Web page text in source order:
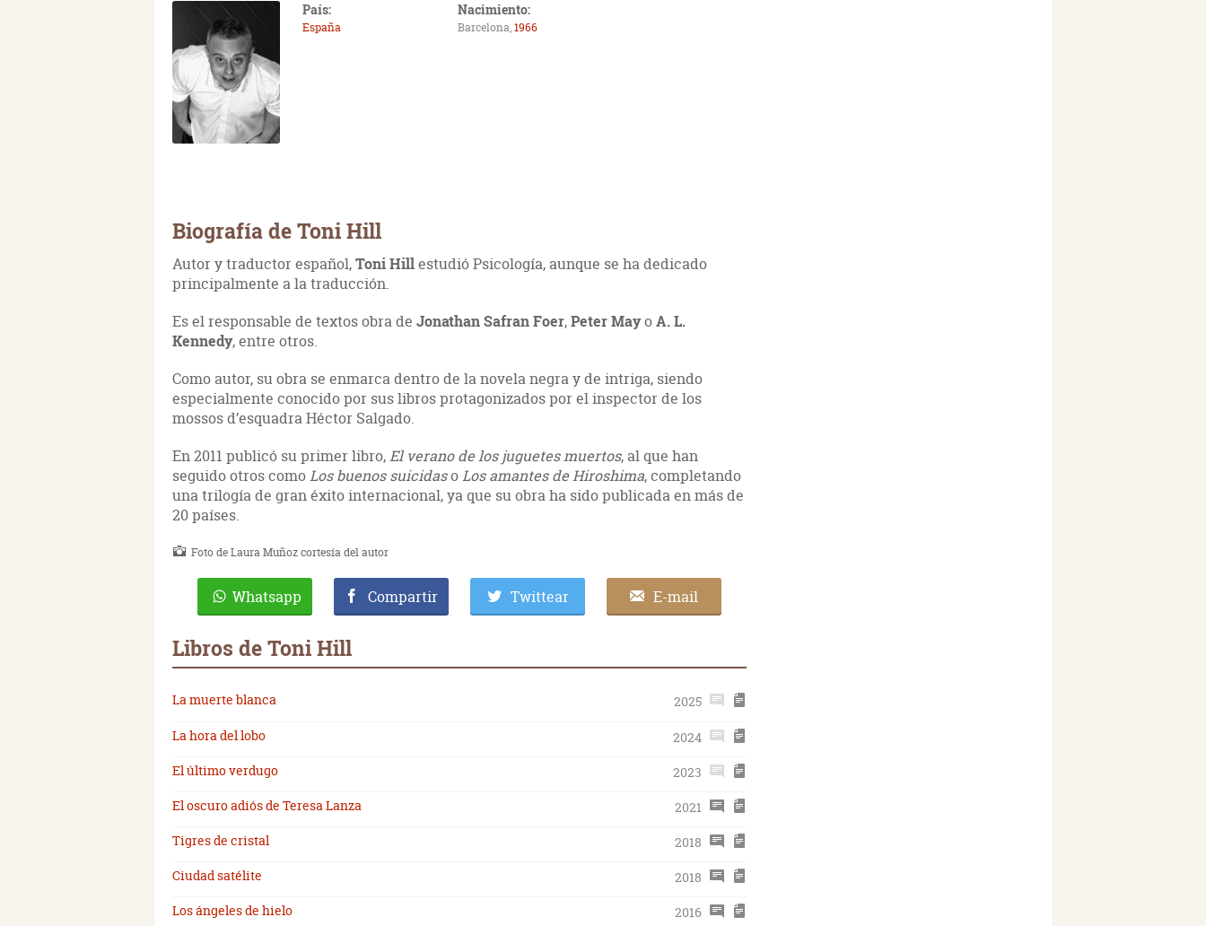
País:
España
Nacimiento:
Barcelona,1966
Biografía de Toni Hill
Autor y traductor español,Toni Hillestudió Psicología, aunque se ha dedicado
principalmente a la traducción.
Es el responsable de textos obra de Jonathan Safran Foer,Peter MayoA. L.
Kennedy, entre otros.
Como autor, su obra se enmarca dentro de la novela negra y de intriga, siendo
especialmente conocido por sus libros protagonizados por el inspector de los
mossos d’esquadra Héctor Salgado.
En 2011 publicó su primer libro,El verano de los juguetes muertos, al que han
seguido otros comoLos buenos suicidasoLos amantes de Hiroshima, completando
una trilogía de gran éxito internacional, ya que su obra ha sido publicada en más de
20 países.
Foto de Laura Muñoz cortesía del autor
Whatsapp Compartir Twittear E-mail
Libros de Toni Hill
La muerte blanca
2025
La hora del lobo
2024
El último verdugo
2023
El oscuro adiós de Teresa Lanza
2021
Tigres de cristal
2018
Ciudad satélite
2018
Los ángeles de hielo
2016